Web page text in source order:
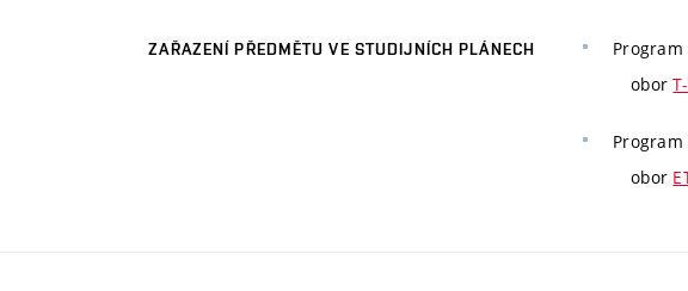
ZAŘAZENÍ PŘEDMĚTU VE STUDIJNÍCH PLÁNECH Program
obor
Program
obor